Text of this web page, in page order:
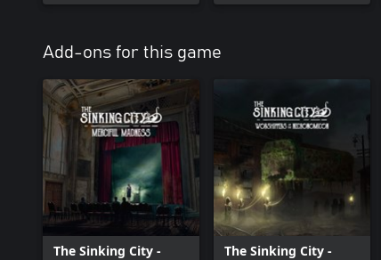
Add-ons for this game
The Sinking City -
The Sinking City -